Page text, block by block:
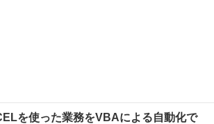
を使った業務をVBAによる自動化で